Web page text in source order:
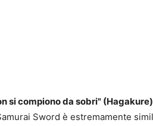
si compiono da sobri" (Hagakure)
Sword è estremamente